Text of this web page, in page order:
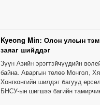
Kyeong Min: Олон улсын
заяаг шийддэг
Зүүн Азийн эрэгтэйчүүдийн
байна. Аваргын төлөө Монгол,
Хонгконгийн шилдэг багууд
БНСУ-ын шигшээ багийн